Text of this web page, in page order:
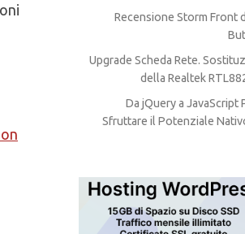
Recensione Storm Front
Upgrade Scheda Rete.
della Realtek
Da jQuery a JavaScript
Sfruttare il Potenziale